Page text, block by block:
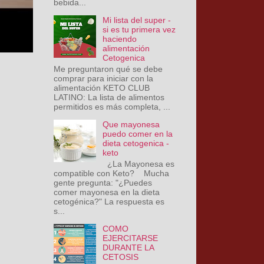
bebida...
Mi lista del super -
si es tu primera vez
haciendo
alimentación
Cetogenica
Me preguntaron qué se debe
comprar para iniciar con la
alimentación KETO CLUB
LATINO: La lista de alimentos
permitidos es más completa, ...
Que mayonesa
puedo comer en la
dieta cetogenica -
keto
¿La Mayonesa es
compatible con Keto? Mucha
gente pregunta: "¿Puedes
comer mayonesa en la dieta
cetogénica?" La respuesta es
s...
COMO
EJERCITARSE
DURANTE LA
CETOSIS